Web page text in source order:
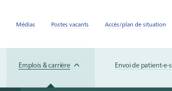
Médias Postes vacants Accès/plan de situation
Emplois & carrière Envoi de patient-e-s